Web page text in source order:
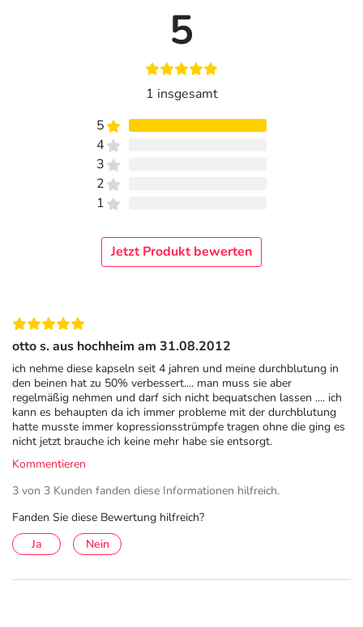
5
1 insgesamt
5
4
3
2
1
Jetzt Produkt bewerten
otto s. aus hochheim am 31.08.2012
ich nehme diese kapseln seit 4 jahren und meine durchblutung in
den beinen hat zu 50% verbessert.... man muss sie aber
regelmäßig nehmen und darf sich nicht bequatschen lassen .... ich
kann es behaupten da ich immer probleme mit der durchblutung
hatte musste immer kopressionsstrümpfe tragen ohne die ging es
nicht jetzt brauche ich keine mehr habe sie entsorgt.
Kommentieren
3 von 3 Kunden fanden diese Informationen hilfreich.
Fanden Sie diese Bewertung hilfreich?
Ja
Nein